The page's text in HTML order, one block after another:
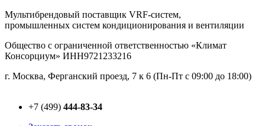
Перейти
к
Мультибрендовый поставщик VRF-cистем,
промышленных систем кондиционирования и вентиляции
Общество с ограниченной ответственностью «Климат
Консорциум» ИНН9721233216
г. Москва, Ферганский проезд, 7 к 6 (Пн-Пт с 09:00 до 18:00)
+7 (499) 444-83-34